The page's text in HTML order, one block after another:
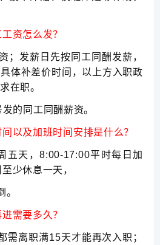
资怎么发？
；发薪日先按同工同酬发薪，
体补差价时间，以上方入职政
在职。
的同工同酬薪资。
以及加班时间安排是什么？
五天，8:00-17:00平时每日加
少休息一天，
。
需要多久？
需离职满15天才能再次入职；